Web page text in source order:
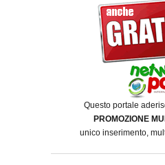
Questo portale
PROMOZIONE
unico inserimento,